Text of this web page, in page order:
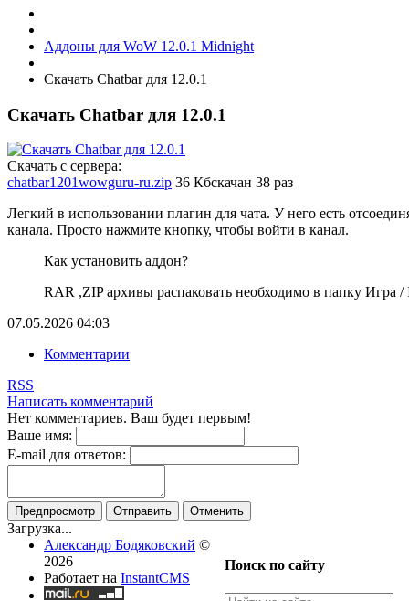
Аддоны для WoW 12.0.1 Midnight
Скачать Chatbar для 12.0.1
Скачать Chatbar для 12.0.1
Скачать с сервера:
chatbar1201wowguru-ru.zip 36 Кбскачан 38 раз
Легкий в использовании плагин для чата. У него есть
канала. Просто нажмите кнопку, чтобы войти в канал.
Как установить аддон?
RAR ,ZIP архивы распаковать необходимо в папку Игра /
07.05.2026 04:03
Комментарии
RSS
Написать комментарий
Нет комментариев. Ваш будет первым!
Ваше имя:
E-mail для ответов:
Предпросмотр Отправить Отменить
Загрузка...
Поиск по сайту
Александр Бодяковский ©
2026
Работает на InstantCMS